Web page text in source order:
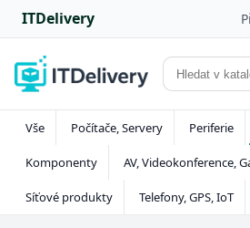
ITDelivery
Vše Počítače, Servery Periferie
Komponenty AV, Videokonference,
Síťové produkty Telefony, GPS, IoT